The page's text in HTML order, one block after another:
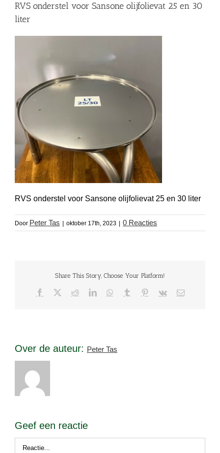
RVS onderstel voor Sansone olijfolievat 25 en 30
liter
RVS onderstel voor Sansone olijfolievat 25 en 30 liter
Door Peter Tas oktober 17th, 2023 0 Reacties
Share This Story, Choose Your Platform!
Facebook RedditLinkedInWhatsApp
Tumblr Pinterest
Vk
E-
Over de auteur: Peter Tas
Geef een reactie